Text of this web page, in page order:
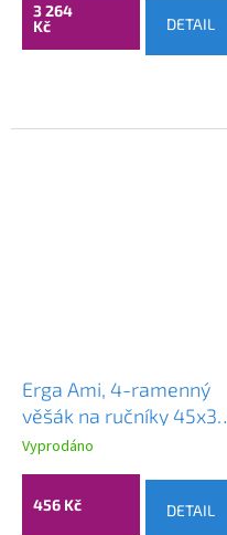
3 264
Kč
DETAIL
Erga Ami, 4-ramenný
věšák na ručníky 45x30
cm, černá matná, ERG-
YKA-CH.AMI-BLK
Vyprodáno
456 Kč DETAIL